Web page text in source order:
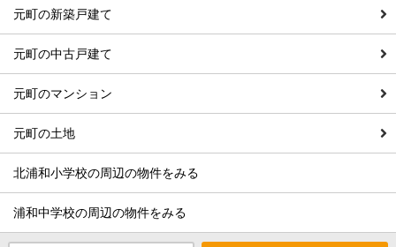
元町の新築戸建て
元町の中古戸建て
元町のマンション
元町の土地
北浦和小学校の周辺の物件をみる
浦和中学校の周辺の物件をみる